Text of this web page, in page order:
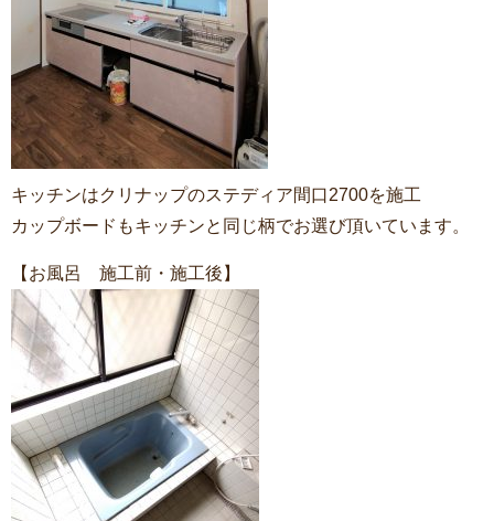
キッチンはクリナップのステディア間口2700を施工
カップボードもキッチンと同じ柄でお選び頂いています。
【お風呂 施工前・施工後】